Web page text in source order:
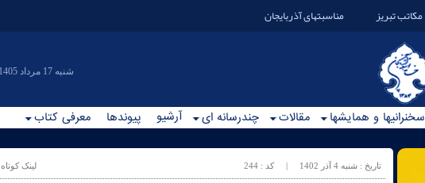
مکاتب تبریز مناسبتهای آذربایجان
|شنبه 17 مرداد 1405
سخنرانیها و همایشها مقالات چندرسانه ای آرشیو پیوندها معرفی کتاب
تاریخ : شنبه 4 آذر 1402 | کد : 244 لینک کوتاه